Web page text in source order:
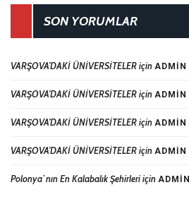
SON YORUMLAR
VARŞOVA’DAKİ ÜNİVERSİTELERiçin ADMIN
VARŞOVA’DAKİ ÜNİVERSİTELERiçin ADMIN
VARŞOVA’DAKİ ÜNİVERSİTELERiçin ADMIN
VARŞOVA’DAKİ ÜNİVERSİTELERiçin ADMIN
Polonya`nın En Kalabalık Şehirleriiçin ADMIN